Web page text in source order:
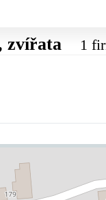
zvířata 1